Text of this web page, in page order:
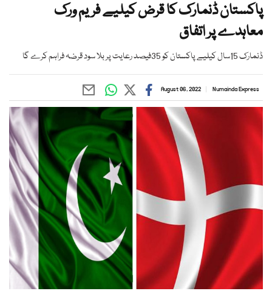
پاکستان ڈنمارک کا قرض کیلیے فریم ورک
معاہدے پر اتفاق
ڈنمارک 15سال کیلیے پاکستان کو 35فیصد رعایت پر بلا سود قرضہ فراہم کرے گا
Numainda Express
August 06, 2022